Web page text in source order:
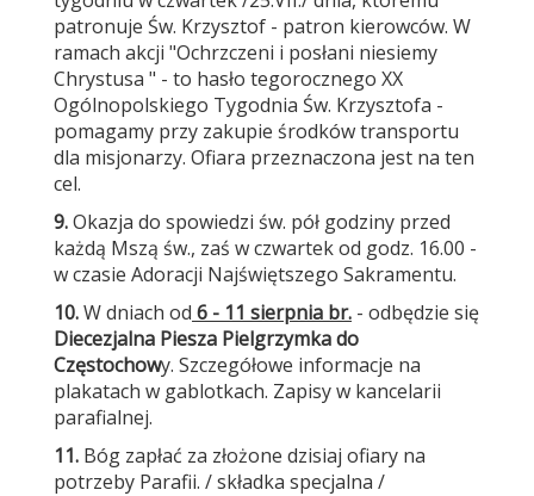
patronuje Św. Krzysztof - patron kierowców. W
ramach akcji "Ochrzczeni i posłani niesiemy
Chrystusa " - to hasło tegorocznego XX
Ogólnopolskiego Tygodnia Św. Krzysztofa -
pomagamy przy zakupie środków transportu
dla misjonarzy. Ofiara przeznaczona jest na ten
cel.
9.Okazja do spowiedzi św. pół godziny przed
każdą Mszą św., zaś w czwartek od godz. 16.00 -
w czasie Adoracji Najświętszego Sakramentu.
10.W dniach od 6 - 11 sierpnia br. - odbędzie się
Diecezjalna Piesza Pielgrzymka do
Częstochowy. Szczegółowe informacje na
plakatach w gablotkach. Zapisy w kancelarii
parafialnej.
11. Bóg zapłać za złożone dzisiaj ofiary na
potrzeby Parafii. / składka specjalna /